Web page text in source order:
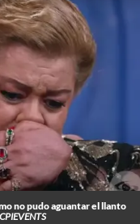
no pudo aguantar el llanto